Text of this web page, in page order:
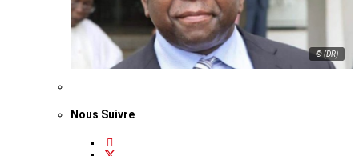
© (DR)
Nous Suivre